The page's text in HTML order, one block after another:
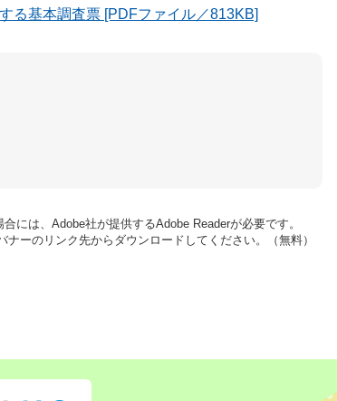
る基本調査票 [PDFファイル／813KB]
には、Adobe社が提供するAdobe Readerが必要です。
ーのリンク先からダウンロードしてください。（無料）